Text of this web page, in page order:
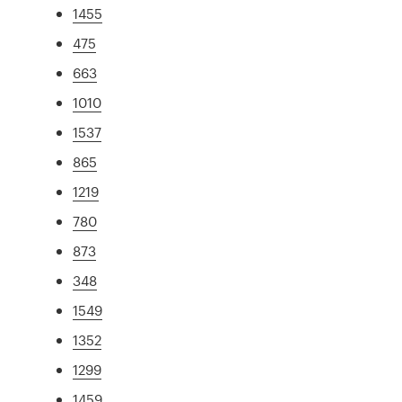
1455
475
663
1010
1537
865
1219
780
873
348
1549
1352
1299